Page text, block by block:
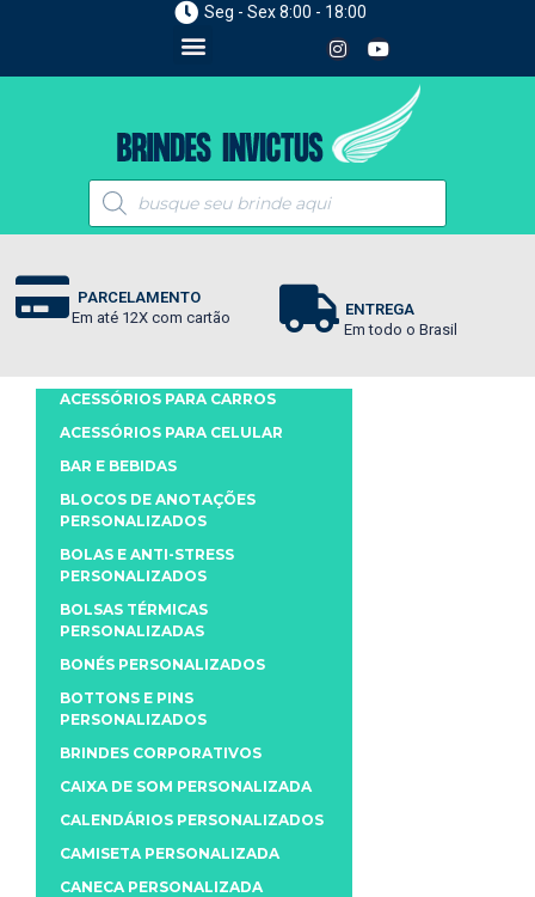
Seg - Sex 8:00 - 18:00
PARCELAMENTO
Em até 12X com cartão
ENTREGA
Em todo o Brasil
ACESSÓRIOS PARA CARROS
ACESSÓRIOS PARA CELULAR
BAR E BEBIDAS
BLOCOS DE ANOTAÇÕES
PERSONALIZADOS
BOLAS E ANTI-STRESS
PERSONALIZADOS
BOLSAS TÉRMICAS
PERSONALIZADAS
BONÉS PERSONALIZADOS
BOTTONS E PINS
PERSONALIZADOS
BRINDES CORPORATIVOS
CAIXA DE SOM PERSONALIZADA
CALENDÁRIOS PERSONALIZADOS
CAMISETA PERSONALIZADA
CANECA PERSONALIZADA